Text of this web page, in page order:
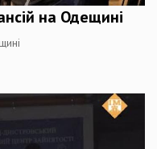
на Одещині